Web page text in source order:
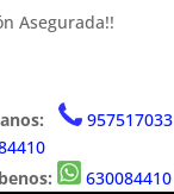
Asegurada!!
957517033
630084410